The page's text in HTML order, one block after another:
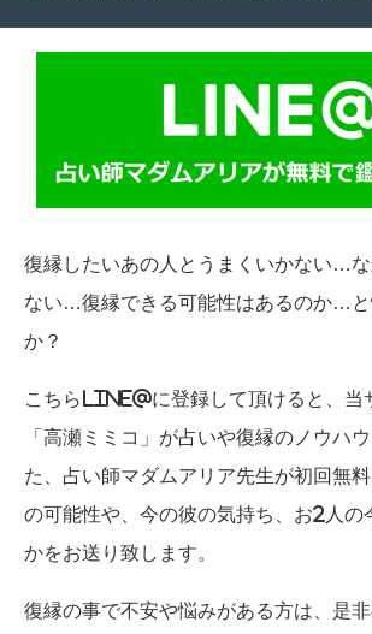
復縁したいあの人とうまくいかない…
ない…復縁できる可能性はあるのか…と
か？
こちらLINE@に登録して頂けると、当
「高瀬ミミコ」が占いや復縁のノウハ
た、占い師マダムアリア先生が初回無
の可能性や、今の彼の気持ち、お2人の
かをお送り致します。
復縁の事で不安や悩みがある方は、是